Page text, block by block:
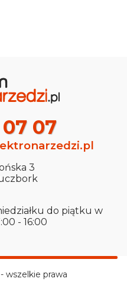
07
3
do piątku w
- 16:00
wszelkie prawa